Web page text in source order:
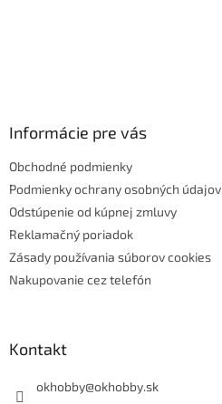
Informácie pre vás
Obchodné podmienky
Podmienky ochrany osobných údajov
Odstúpenie od kúpnej zmluvy
Reklamačný poriadok
Zásady používania súborov cookies
Nakupovanie cez telefón
Kontakt
okhobby@okhobby.sk